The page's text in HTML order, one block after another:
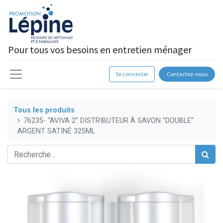
Pour tous vos besoins en entretien ménager
Se connecter Contactez-nous
Tous les produits
76235- ''AVIVA 2'' DISTRIBUTEUR À SAVON ''DOUBLE''
ARGENT SATINÉ 325ML